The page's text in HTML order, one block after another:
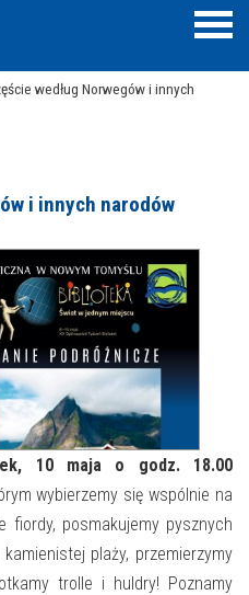
według Norwegów i innych
i innych narodów
10 maja o godz. 18.00
wybierzemy się wspólnie na
fiordy, posmakujemy pysznych
plaży, przemierzymy
trolle i huldry! Poznamy